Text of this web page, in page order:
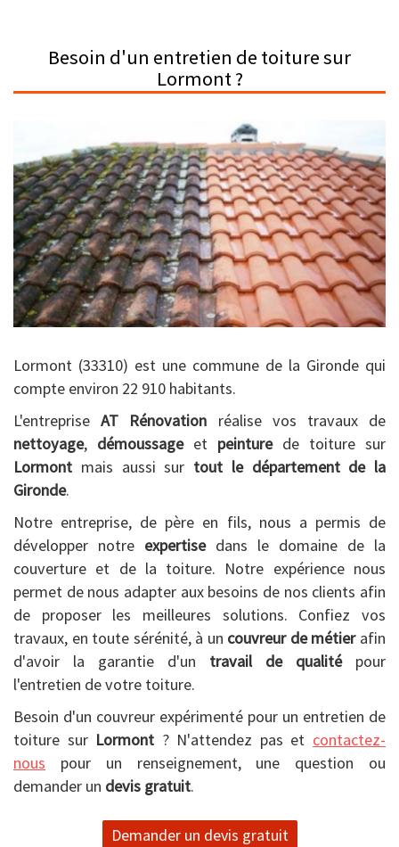
Besoin d'un entretien de toiture sur
Lormont ?
Lormont (33310) est une commune de la Gironde qui
compte environ 22 910 habitants.
L'entrepriseAT Rénovation réalise vos travaux de
nettoyage, démoussageet peinturede toiture sur
Lormont mais aussi sur tout le département de la
Gironde.
Notre entreprise, de père en fils, nous a permis de
développer notre expertisedans le domaine de la
couverture et de la toiture. Notre expérience nous
permet de nous adapter aux besoins de nos clients afin
de proposer les meilleures solutions. Confiez vos
travaux, en toute sérénité, à un couvreur de métierafin
d'avoir la garantie d'un travail de qualitépour
l'entretien de votre toiture.
Besoin d'un couvreur expérimenté pour un entretien de
toiture sur Lormont ? N'attendez pas et contactez-
nous pour un renseignement, une question ou
demander un devis gratuit.
Demander un devis gratuit